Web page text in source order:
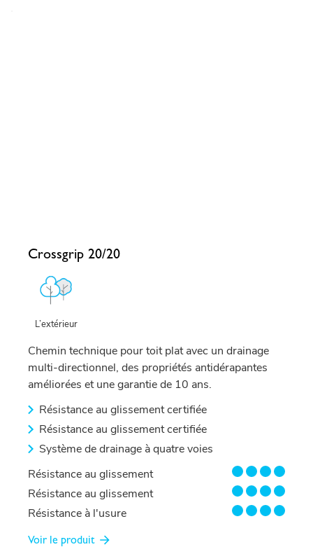
Crossgrip 20/20
L’extérieur
Chemin technique pour toit plat avec un drainage
multi-directionnel, des propriétés antidérapantes
améliorées et une garantie de 10 ans.
Résistance au glissement certifiée
Résistance au glissement certifiée
Système de drainage à quatre voies
Résistance au glissement
4/4
Résistance au glissement
4/4
Résistance à l'usure
4/4
Voir le produit